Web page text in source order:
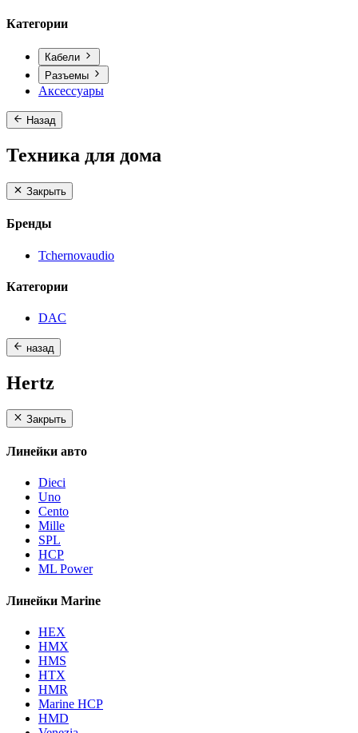
Категории
Кабели
Разъемы
Аксессуары
Назад
Техника для дома
Закрыть
Бренды
Tchernovaudio
Категории
DAC
назад
Hertz
Закрыть
Линейки авто
Dieci
Uno
Cento
Mille
SPL
HCP
ML Power
Линейки Marine
HEX
HMX
HMS
HTX
HMR
Marine HCP
HMD